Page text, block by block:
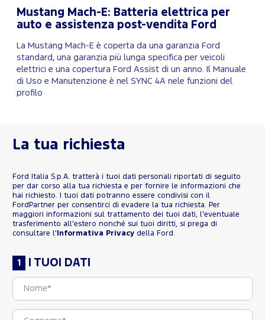
Mustang Mach-E: Batteria elettrica per
auto e assistenza post-vendita Ford
La Mustang Mach-E è coperta da una garanzia Ford
standard, una garanzia più lunga specifica per veicoli
elettrici e una copertura Ford Assist di un anno. Il Manuale
di Uso e Manutenzione è nel SYNC 4A nele funzioni del
profilo
La tua richiesta
Ford Italia S.p.A. tratterà i tuoi dati personali riportati di seguito
per dar corso alla tua richiesta e per fornire le informazioni che
hai richiesto. I tuoi dati potranno essere condivisi con il
FordPartner per consentirci di evadere la tua richiesta. Per
maggiori informazioni sul trattamento dei tuoi dati, l'eventuale
trasferimento all'estero nonché sui tuoi diritti, si prega di
consultare l' Informativa Privacy della Ford.
I TUOI DATI